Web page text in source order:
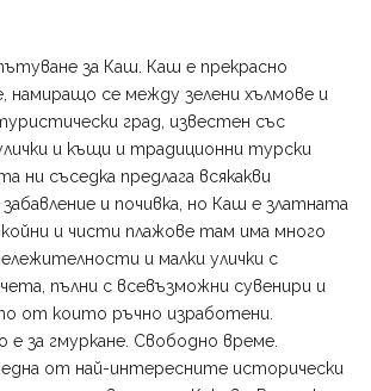
за Каш. Каш е прекрасно
намиращо се между зелени хълмове и
град, известен със
и къщи и традиционни турски
ни съседка предлага всякакви
и почивка, но Каш е златната
и чисти плажове там има много
и малки улички с
пълни с всевъзможни сувенири и
от които ръчно изработени.
е за гмуркане. Свободно време.
от най-интересните исторически